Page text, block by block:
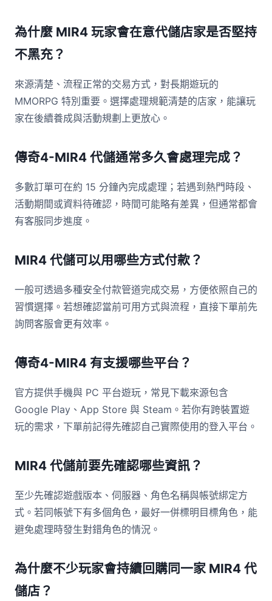
為什麼 MIR4 玩家會在意代儲店家是否堅持
不黑充？
來源清楚、流程正常的交易方式，對長期遊玩的
MMORPG 特別重要。選擇處理規範清楚的店家，能讓玩
家在後續養成與活動規劃上更放心。
傳奇4-MIR4 代儲通常多久會處理完成？
多數訂單可在約 15 分鐘內完成處理；若遇到熱門時段、
活動期間或資料待確認，時間可能略有差異，但通常都會
有客服同步進度。
MIR4 代儲可以用哪些方式付款？
一般可透過多種安全付款管道完成交易，方便依照自己的
習慣選擇。若想確認當前可用方式與流程，直接下單前先
詢問客服會更有效率。
傳奇4-MIR4 有支援哪些平台？
官方提供手機與 PC 平台遊玩，常見下載來源包含
Google Play、App Store 與 Steam。若你有跨裝置遊
玩的需求，下單前記得先確認自己實際使用的登入平台。
MIR4 代儲前要先確認哪些資訊？
至少先確認遊戲版本、伺服器、角色名稱與帳號綁定方
式。若同帳號下有多個角色，最好一併標明目標角色，能
避免處理時發生對錯角色的情況。
為什麼不少玩家會持續回購同一家 MIR4 代
儲店？